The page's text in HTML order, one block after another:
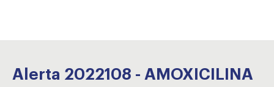
Alerta 2022108 - AMOXICILINA